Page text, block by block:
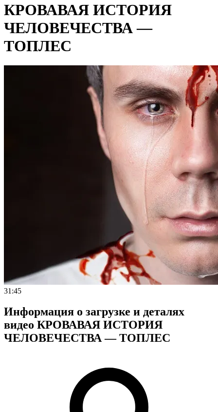
КРОВАВАЯ ИСТОРИЯ
ЧЕЛОВЕЧЕСТВА —
ТОПЛЕС
31:45
Информация о загрузке и деталях
видео КРОВАВАЯ ИСТОРИЯ
ЧЕЛОВЕЧЕСТВА — ТОПЛЕС